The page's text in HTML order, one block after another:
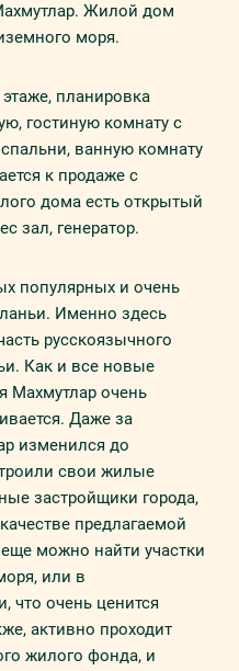
Жилой дом
моря.
планировка
гостиную комнату с
ванную комнату
к продаже с
дома есть открытый
зал, генератор.
популярных и очень
Именно здесь
русскоязычного
Как и все новые
Махмутлар очень
Даже за
изменился до
свои жилые
застройщики города,
предлагаемой
можно найти участки
или в
что очень ценится
активно проходит
жилого фонда, и